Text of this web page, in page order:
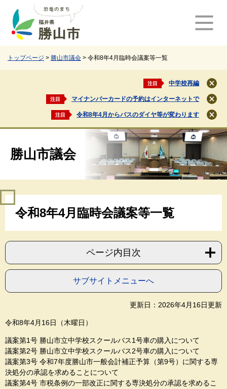
トップページ > 勝山市議会 > 令和8年4月臨時会議案等一覧
注目 中学校再編
閉
じ
る
注目 マイナンバーカードの予約はインターネットで
閉
じ
る
注目 令和8年4月からバスのダイヤ等が変わります
閉
じ
る
勝山市議会
令和8年4月臨時会議案等一覧
ページ内目次
サブサイトメニューへ
更新日：2026年4月16日更新
令和8年4月16日（木曜日）
議案第1号 勝山市立中学校スクールバス1号車の購入について
議案第2号 勝山市立中学校スクールバス2号車の購入について
議案第3号 令和7年度勝山市一般会計補正予算（第9号）に関する専
決処分の承認を求めることについて
議案第4号 市税条例の一部改正に関する専決処分の承認を求めるこ